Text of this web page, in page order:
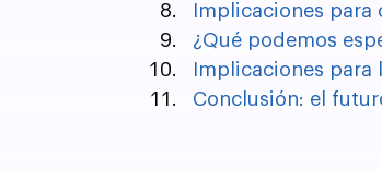
Implicaciones para
¿Qué podemos
Implicaciones
Conclusión: el